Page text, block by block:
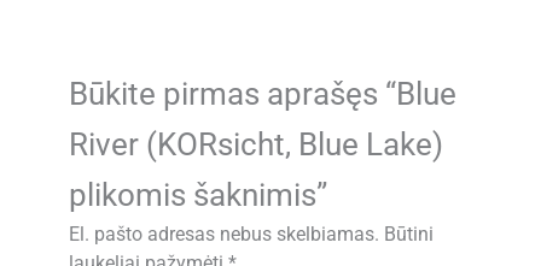
Būkite pirmas aprašęs “Blue
River (KORsicht, Blue Lake)
plikomis šaknimis”
El. pašto adresas nebus skelbiamas. Būtini